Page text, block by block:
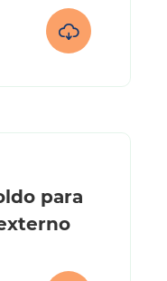

para